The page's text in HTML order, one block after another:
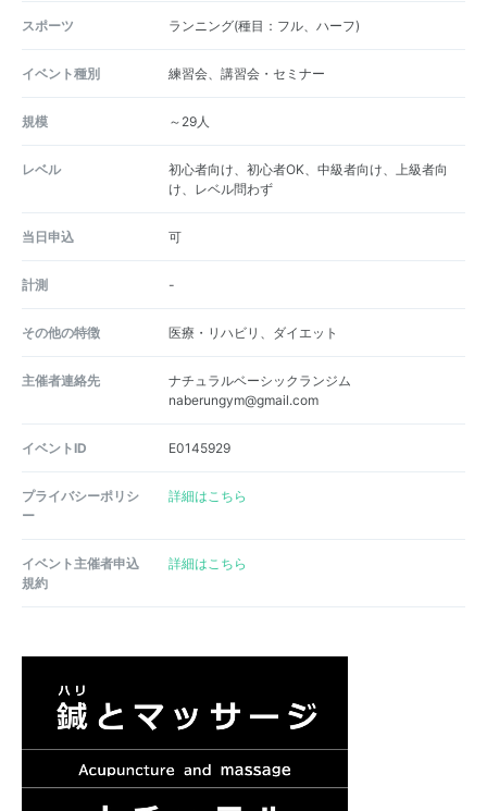
スポーツ ランニング(種目：フル、ハーフ)
イベント種別 練習会、講習会・セミナー
規模 ～29人
レベル
初心者向け、初心者OK、中級者向け、上級者向
け、レベル問わず
当日申込 可
計測 -
その他の特徴 医療・リハビリ、ダイエット
主催者連絡先
ナチュラルベーシックランジム
naberungym@gmail.com
イベントID E0145929
プライバシーポリシ
ー
詳細はこちら
イベント主催者申込
規約
詳細はこちら